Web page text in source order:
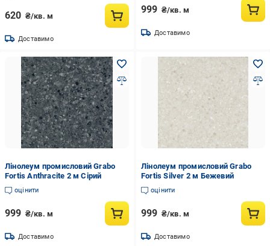
620 ₴/кв. м
Доставимо
999 ₴/кв. м
Доставимо
Лінолеум промисловий Grabo
Fortis Anthracite 2 м Сірий
оцінити
999 ₴/кв. м
Доставимо
Лінолеум промисловий Grabo
Fortis Silver 2 м Бежевий
оцінити
999 ₴/кв. м
Доставимо